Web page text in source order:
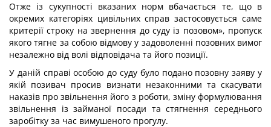
Отже із сукупності вказаних норм вбачається те, що в
окремих категоріях цивільних справ застосовується саме
критерії строку на звернення до суду із позовом», пропуск
якого тягне за собою відмову у задоволенні позовних вимог
незалежно від волі відповідача та його позиції.
У даній справі особою до суду було подано позовну заяву у
якій позивач просив визнати незаконними та скасувати
наказів про звільнення його з роботи, зміну формулювання
звільнення із займаної посади та стягнення середнього
заробітку за час вимушеного прогулу.